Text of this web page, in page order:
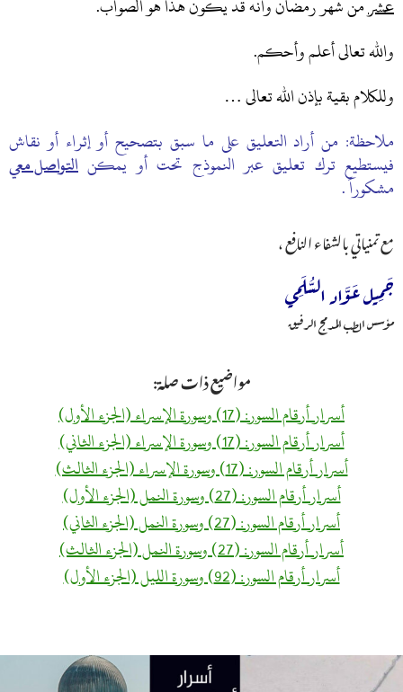
عشرمن شهر رمضان وأنه قد يكون هذا هو الصواب.
والله تعالى أعلم وأحكم.
وللكلام بقية بإذن الله تعالى …
ملاحظة: من أراد التعليق على ما سبق بتصحيح أو إثراء أو نقاش
فيستطيع ترك تعليق عبر النموذج تحت أو يمكن التواصل معي
مشكوراً .
مع تمنياتي بالشفاء النافع ،
جَمِيل عَوَّاد السُّلَمِي
مؤسس الطب المدمج الرفيق
مواضيع ذات صلة:
أسرار أرقام السور: (17) وسورة الإسراء (الجزء الأول)
أسرار أرقام السور: (17) وسورة الإسراء (الجزء الثاني)
أسرار أرقام السور: (17) وسورة الإسراء (الجزء الثالث)
أسرار أرقام السور: (27) وسورة النمل (الجزء الأول)
أسرار أرقام السور: (27) وسورة النمل (الجزء الثاني)
أسرار أرقام السور: (27) وسورة النمل (الجزء الثالث)
أسرار أرقام السور: (92) وسورة الليل (الجزء الأول)